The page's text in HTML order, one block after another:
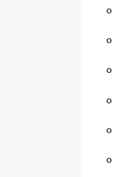
⚬
⚬
⚬
⚬
⚬
⚬